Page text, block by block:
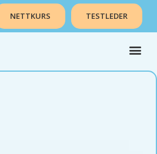
NETTKURS TESTLEDER